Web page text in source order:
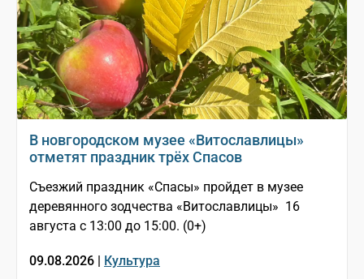
В новгородском музее «Витославлицы»
отметят праздник трёх Спасов
Съезжий праздник «Спасы» пройдет в музее
деревянного зодчества «Витославлицы» 16
августа с 13:00 до 15:00. (0+)
09.08.2026 | Культура